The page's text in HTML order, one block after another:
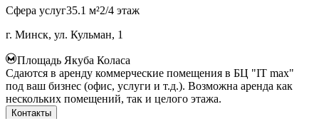
Сфера услуг35.1 м²2/4 этаж
г. Минск, ул. Кульман, 1
Площадь Якуба Коласа
Сдаются в аренду коммерческие помещения в БЦ "IT max"
под ваш бизнес (офис, услуги и т.д.). Возможна аренда как
нескольких помещений, так и целого этажа.
Контакты